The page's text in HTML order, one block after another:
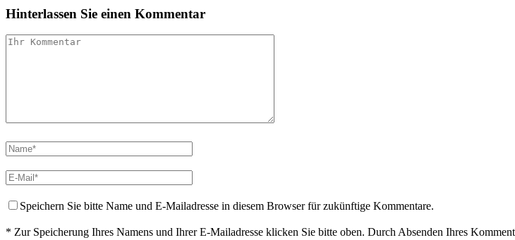
Hinterlassen Sie einen Kommentar
Speichern Sie bitte Name und E-Mailadresse in diesem Browser für zukünftige Kommentare.
* Zur Speicherung Ihres Namens und Ihrer E-Mailadresse klicken Sie bitte oben. Durch Absenden Ihres